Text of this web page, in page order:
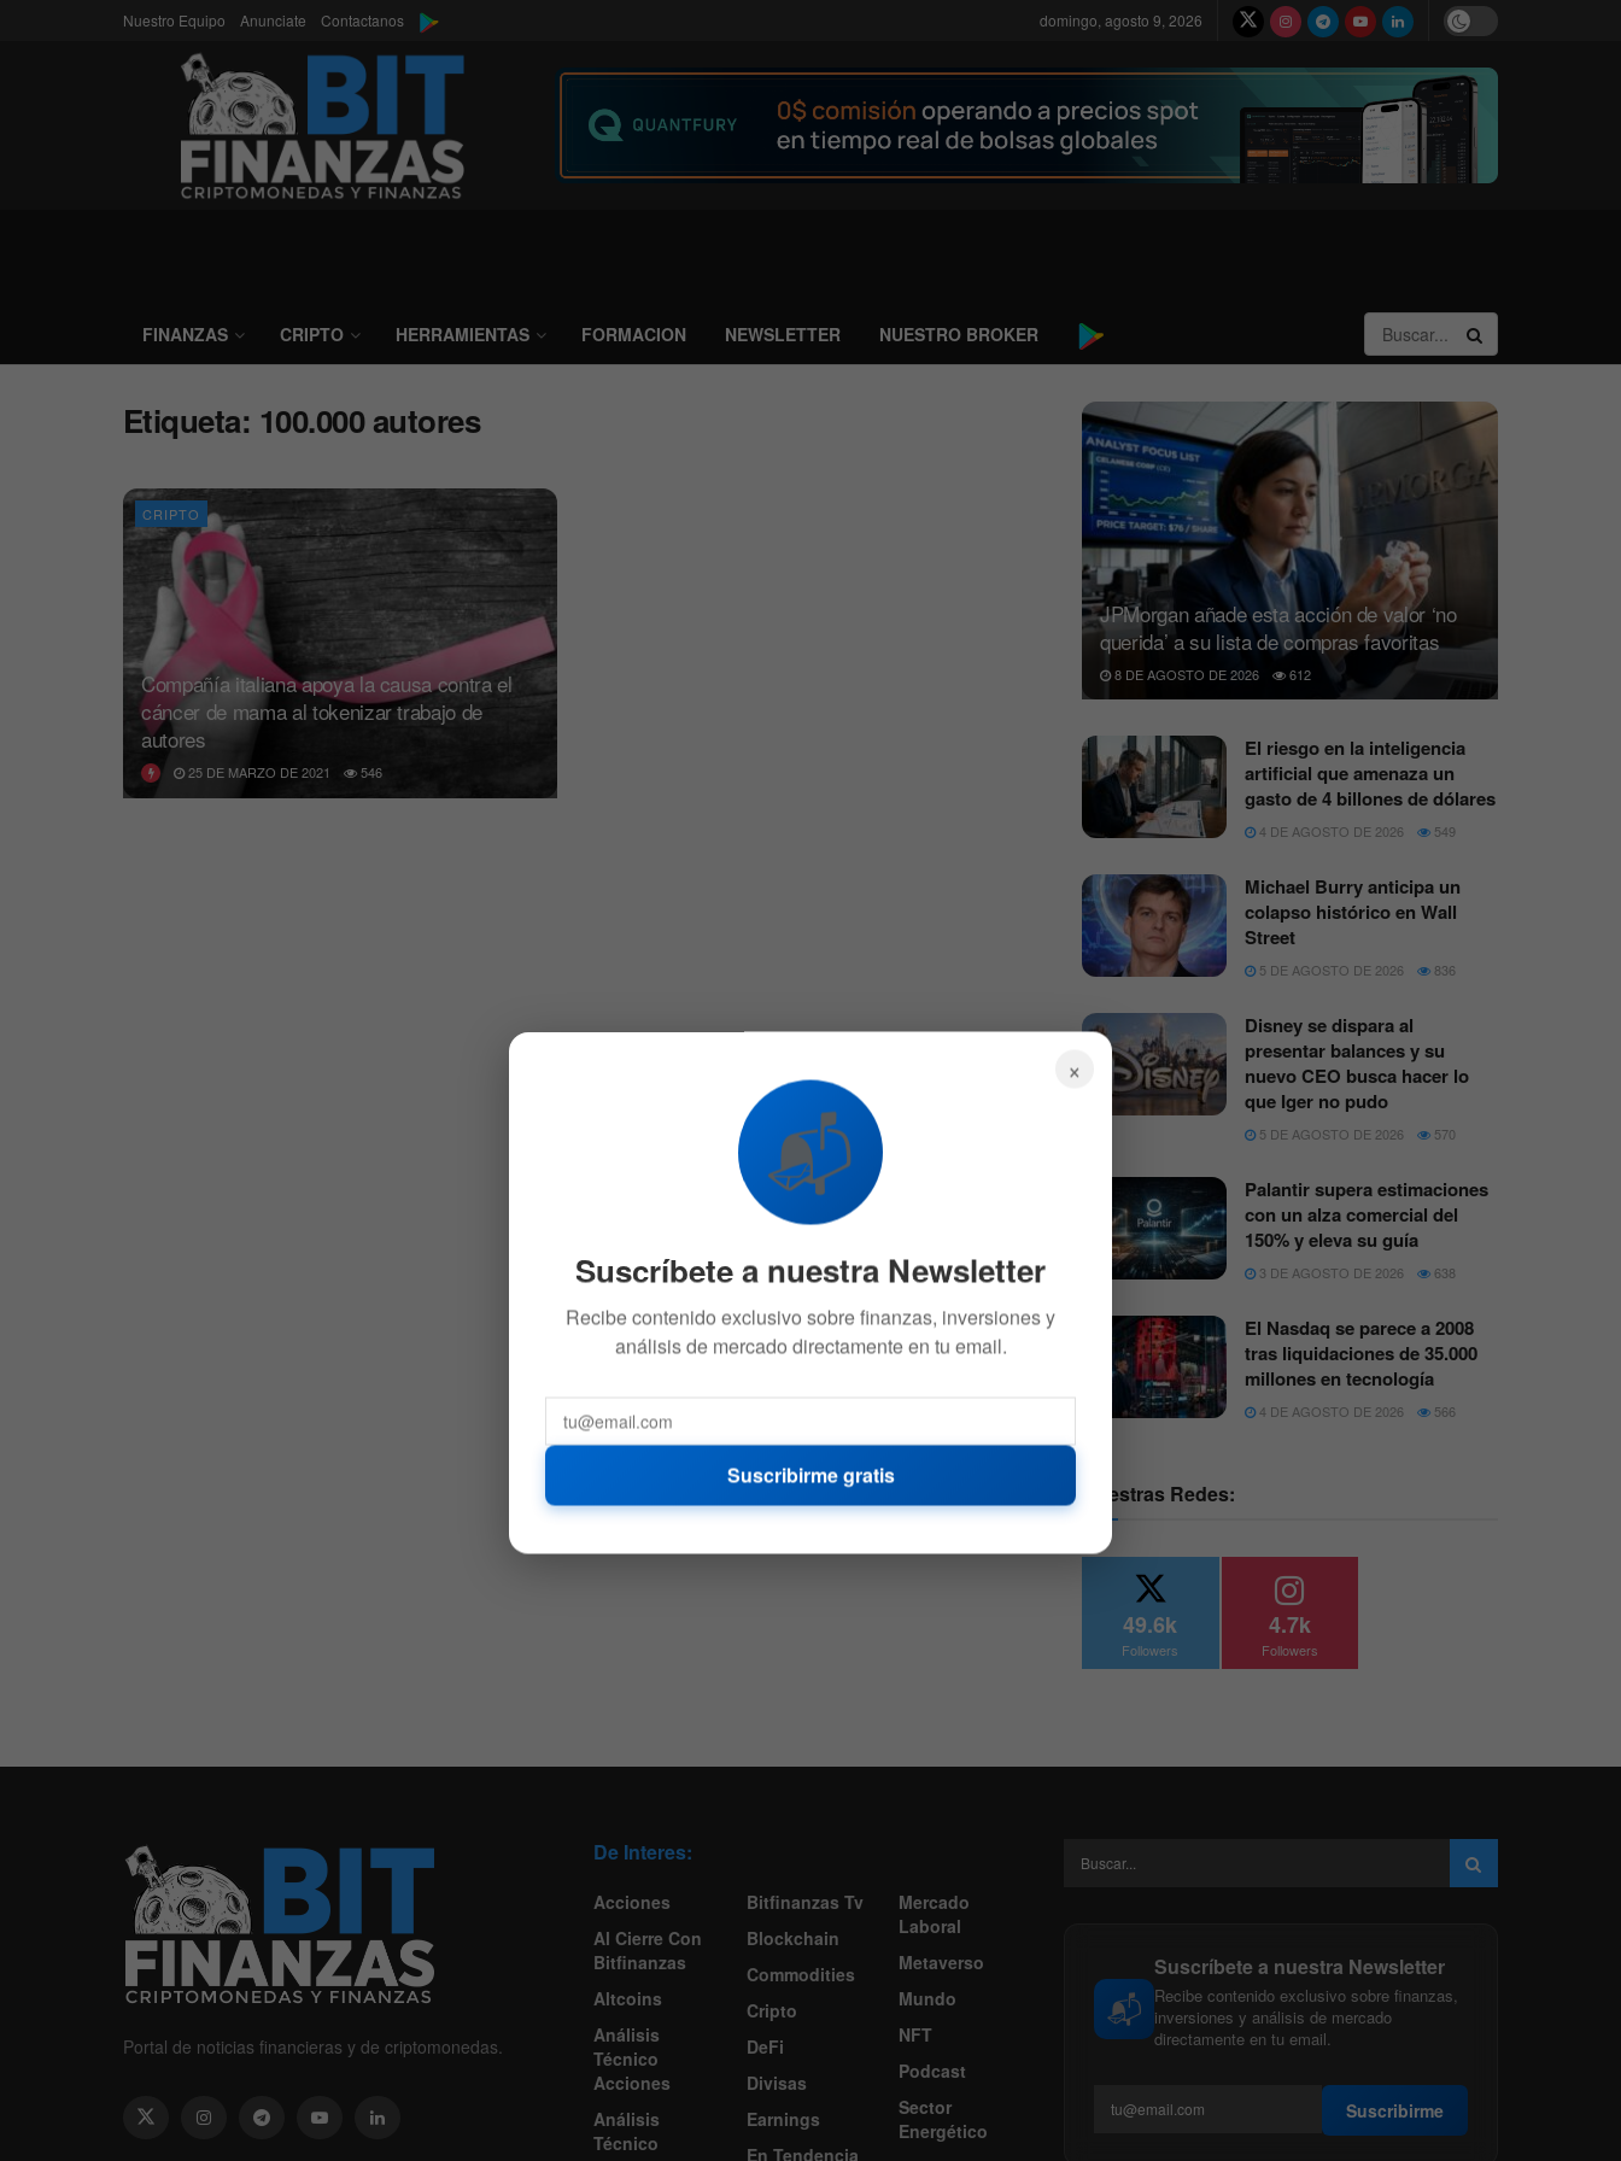
Nuestro Equipo Anunciate Contactanos domingo, agosto 9, 2026
FINANZAS CRIPTO HERRAMIENTAS FORMACION NEWSLETTER NUESTRO BROKER
Etiqueta: 100.000 autores
CRIPTO
Compañía italiana apoya la causa contra el
cáncer de mama al tokenizar trabajo de
autores
25 DE MARZO DE 2021 546
JPMorgan añade esta acción de valor ‘no
querida’ a su lista de compras favoritas
8 DE AGOSTO DE 2026 612
El riesgo en la inteligencia
artificial que amenaza un
gasto de 4 billones de dólares
4 DE AGOSTO DE 2026 549
Michael Burry anticipa un
colapso histórico en Wall
Street
5 DE AGOSTO DE 2026 836
Disney se dispara al
presentar balances y su
nuevo CEO busca hacer lo
que Iger no pudo
5 DE AGOSTO DE 2026 570
Palantir supera estimaciones
con un alza comercial del
150% y eleva su guía
3 DE AGOSTO DE 2026 638
El Nasdaq se parece a 2008
tras liquidaciones de 35.000
millones en tecnología
4 DE AGOSTO DE 2026 566
Nuestras Redes:
49.6k
Followers
4.7k
Followers
Portal de noticias financieras y de criptomonedas.
De Interes:
Acciones
Al Cierre Con
Bitfinanzas
Altcoins
Análisis
Técnico
Acciones
Análisis
Técnico
Bitfinanzas Tv
Blockchain
Commodities
Cripto
DeFi
Divisas
Earnings
En Tendencia
Mercado
Laboral
Metaverso
Mundo
NFT
Podcast
Sector
Energético
📬
Suscríbete a nuestra Newsletter
Recibe contenido exclusivo sobre finanzas,
inversiones y análisis de mercado
directamente en tu email.
Suscribirme
×
📬
Suscríbete a nuestra Newsletter
Recibe contenido exclusivo sobre finanzas, inversiones y
análisis de mercado directamente en tu email.
Suscribirme gratis